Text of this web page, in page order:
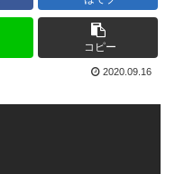
コピー
2020.09.16